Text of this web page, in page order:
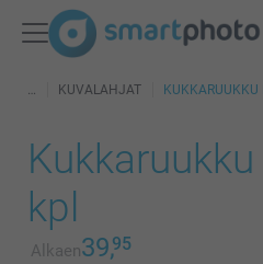
KUVALAHJAT
kpl
Alkaen39,95